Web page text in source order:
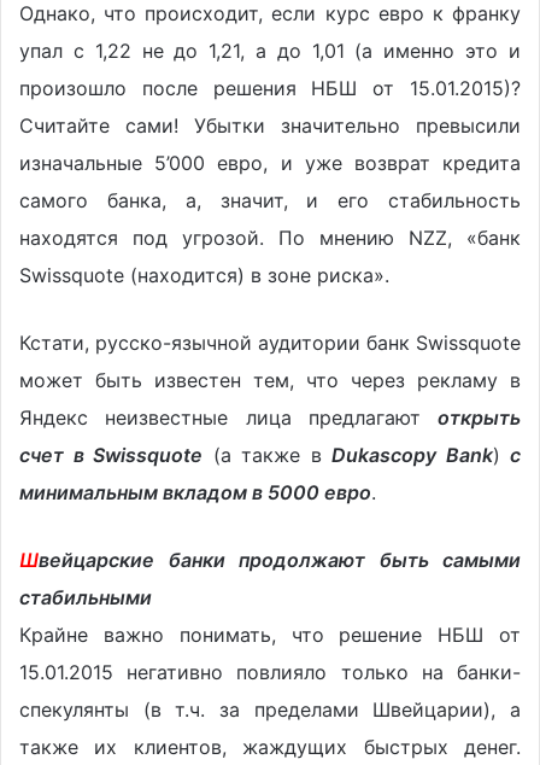
Однако, что происходит, если курс евро к франку
упал с 1,22 не до 1,21, а до 1,01 (а именно это и
произошло после решения НБШ от 15.01.2015)?
Считайте сами! Убытки значительно превысили
изначальные 5’000 евро, и уже возврат кредита
самого банка, а, значит, и его стабильность
находятся под угрозой. По мнению NZZ, «банк
Swissquote (находится) в зоне риска».
Кстати, русско-язычной аудитории банк Swissquote
может быть известен тем, что через рекламу в
Яндекс неизвестные лица предлагают открыть
счет в Swissquote (а также в Dukascopy Bank) с
минимальным вкладом в 5000 евро.
Швейцарские банки продолжают быть самыми
стабильными
Крайне важно понимать, что решение НБШ от
15.01.2015 негативно повлияло только на банки-
спекулянты (в т.ч. за пределами Швейцарии), а
также их клиентов, жаждущих быстрых денег.